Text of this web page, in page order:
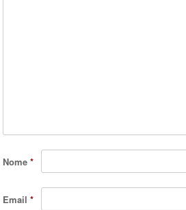
Nome*
Email*